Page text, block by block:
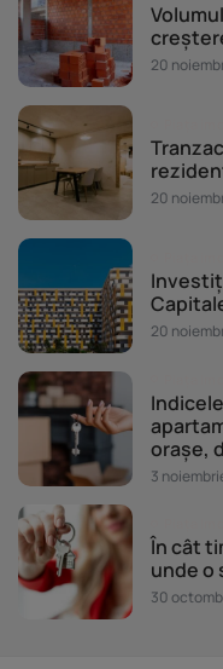
20
20
20
orașe,
3
În cât
unde o
30